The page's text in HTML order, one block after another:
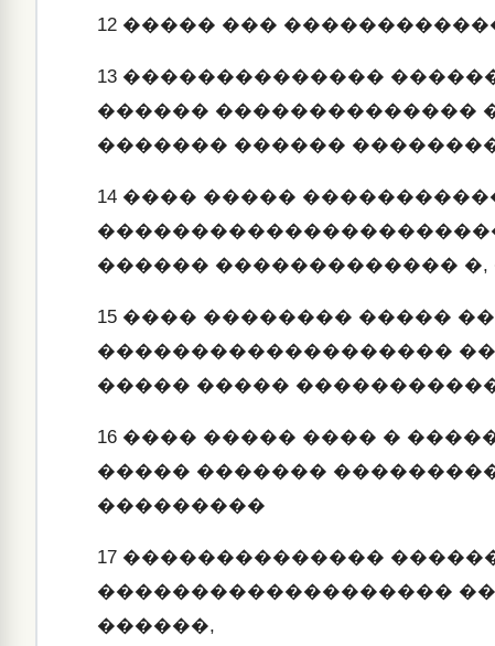
12 ����� ���
13 ��������������
������ ��������������
������� ������
14 ���� �����
������ �������������
15 ���� �������� �����
�������������������
����� �����
16 ���� ����� ���� �
����� �������
���������
17 ��������������
�������������������
������,